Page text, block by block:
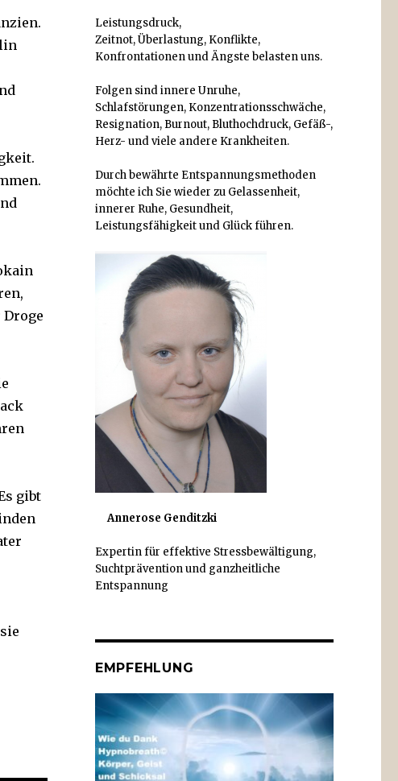
gibt
Leistungsdruck,
Zeitnot, Überlastung, Konflikte,
Konfrontationen und Ängste belasten uns.
Folgen sind innere Unruhe,
Schlafstörungen, Konzentrationsschwäche,
Resignation, Burnout, Bluthochdruck, Gefäß-,
Herz- und viele andere Krankheiten.
Durch bewährte Entspannungsmethoden
möchte ich Sie wieder zu Gelassenheit,
innerer Ruhe, Gesundheit,
Leistungsfähigkeit und Glück führen.
Annerose Genditzki
Expertin für effektive Stressbewältigung,
Suchtprävention und ganzheitliche
Entspannung
EMPFEHLUNG